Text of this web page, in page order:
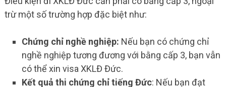
trừ một số trường hợp đặc biệt như:
Chứng chỉ nghề nghiệp: Nếu bạn có chứng chỉ
nghề nghiệp tương đương với bằng cấp 3, bạn vẫn
có thể xin visa XKLĐ Đức.
Kết quả thi chứng chỉ tiếng Đức: Nếu bạn đạt